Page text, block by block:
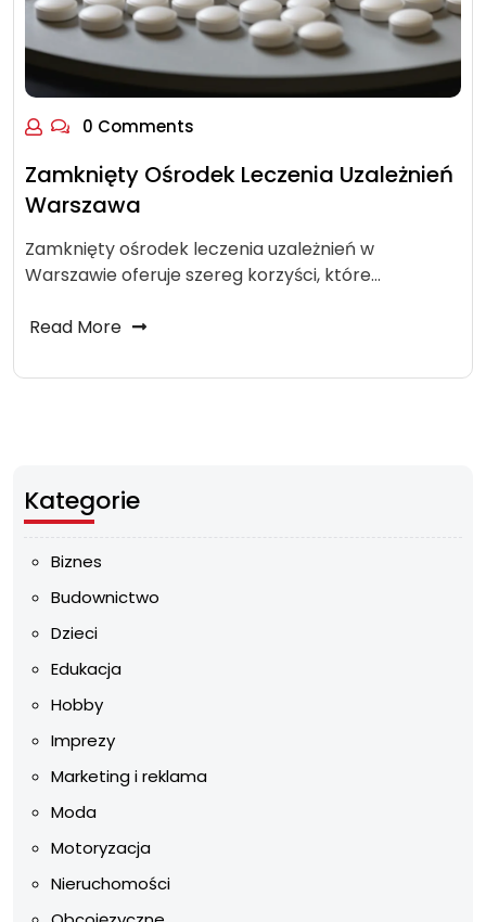
0 Comments
Zamknięty Ośrodek Leczenia Uzależnień
Warszawa
Zamknięty ośrodek leczenia uzależnień w
Warszawie oferuje szereg korzyści, które…
Read More
Kategorie
Biznes
Budownictwo
Dzieci
Edukacja
Hobby
Imprezy
Marketing i reklama
Moda
Motoryzacja
Nieruchomości